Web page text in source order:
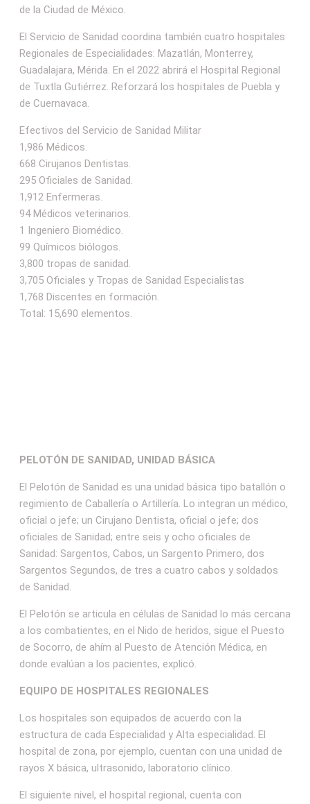
de la Ciudad de México.
El Servicio de Sanidad coordina también cuatro hospitales
Regionales de Especialidades: Mazatlán, Monterrey,
Guadalajara, Mérida. En el 2022 abrirá el Hospital Regional
de Tuxtla Gutiérrez. Reforzará los hospitales de Puebla y
de Cuernavaca.
Efectivos del Servicio de Sanidad Militar
1,986 Médicos.
668 Cirujanos Dentistas.
295 Oficiales de Sanidad.
1,912 Enfermeras.
94 Médicos veterinarios.
1 Ingeniero Biomédico.
99 Químicos biólogos.
3,800 tropas de sanidad.
3,705 Oficiales y Tropas de Sanidad Especialistas
1,768 Discentes en formación.
Total: 15,690 elementos.
PELOTÓN DE SANIDAD, UNIDAD BÁSICA
El Pelotón de Sanidad es una unidad básica tipo batallón o
regimiento de Caballería o Artillería. Lo integran un médico,
oficial o jefe; un Cirujano Dentista, oficial o jefe; dos
oficiales de Sanidad; entre seis y ocho oficiales de
Sanidad: Sargentos, Cabos, un Sargento Primero, dos
Sargentos Segundos, de tres a cuatro cabos y soldados
de Sanidad.
El Pelotón se articula en células de Sanidad lo más cercana
a los combatientes, en el Nido de heridos, sigue el Puesto
de Socorro, de ahím al Puesto de Atención Médica, en
donde evalúan a los pacientes, explicó.
EQUIPO DE HOSPITALES REGIONALES
Los hospitales son equipados de acuerdo con la
estructura de cada Especialidad y Alta especialidad. El
hospital de zona, por ejemplo, cuentan con una unidad de
rayos X básica, ultrasonido, laboratorio clínico.
El siguiente nivel, el hospital regional, cuenta con